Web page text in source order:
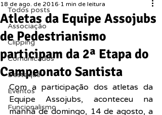
Todos posts
Associação
Clipping
Comunicados
Destaque
Eventos
Funcionalismo
Atletas da Equipe Assojubs
de Pedestrianismo
participam da 2ª Etapa do
Campeonato Santista
18 de ago. de 2016 1 min de leitura
Com a participação dos atletas da
Equipe Assojubs, aconteceu na
manhã de domingo, 14 de agosto, a